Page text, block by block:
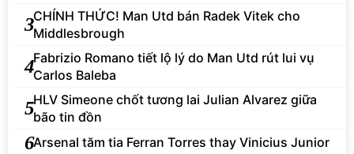
3CHÍNH THỨC! Man Utd bán Radek Vitek cho
Middlesbrough
4Fabrizio Romano tiết lộ lý do Man Utd rút lui vụ
Carlos Baleba
5HLV Simeone chốt tương lai Julian Alvarez giữa
bão tin đồn
6Arsenal tăm tia Ferran Torres thay Vinicius Junior